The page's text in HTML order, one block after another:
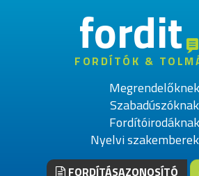
fordit
FORDÍTÓK &
Megrendelőknek
Szabadúszóknak
Fordítóirodáknak
Nyelvi
FORDÍTÁSAZONOSÍTÓ